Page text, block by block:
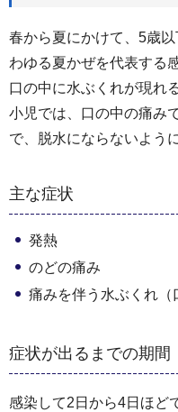
春から夏にかけて、5歳
わゆる夏かぜを代表する
口の中に水ぶくれが現れ
小児では、口の中の痛み
で、脱水にならないよう
主な症状
発熱
のどの痛み
痛みを伴う水ぶくれ（
症状が出るまでの期間
感染して2日から4日ほど